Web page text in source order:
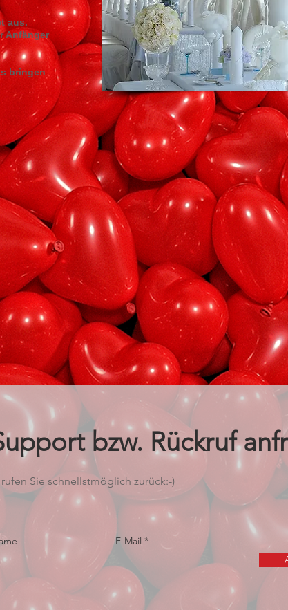
aus.
Anfänger
bringen
bzw. Rückruf
Sie schnellstmöglich zurück:-)
E-Mail